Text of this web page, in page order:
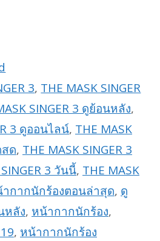
3, THE MASK SINGER
SINGER 3 ดูย้อนหลัง,
3 ดูออนไลน์, THE MASK
สด, THE MASK SINGER 3
3 วันนี้, THE MASK
กากนักร้องตอนล่าสุด, ดู
หลัง, หน้ากากนักร้อง,
, หน้ากากนักร้อง